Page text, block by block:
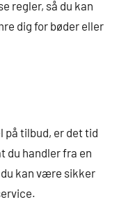
regler, så du kan
dig for bøder eller
på tilbud, er det tid
du handler fra en
kan være sikker